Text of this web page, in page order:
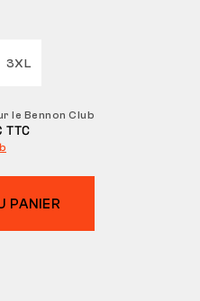
3XL
le Bennon Club
TTC
PANIER